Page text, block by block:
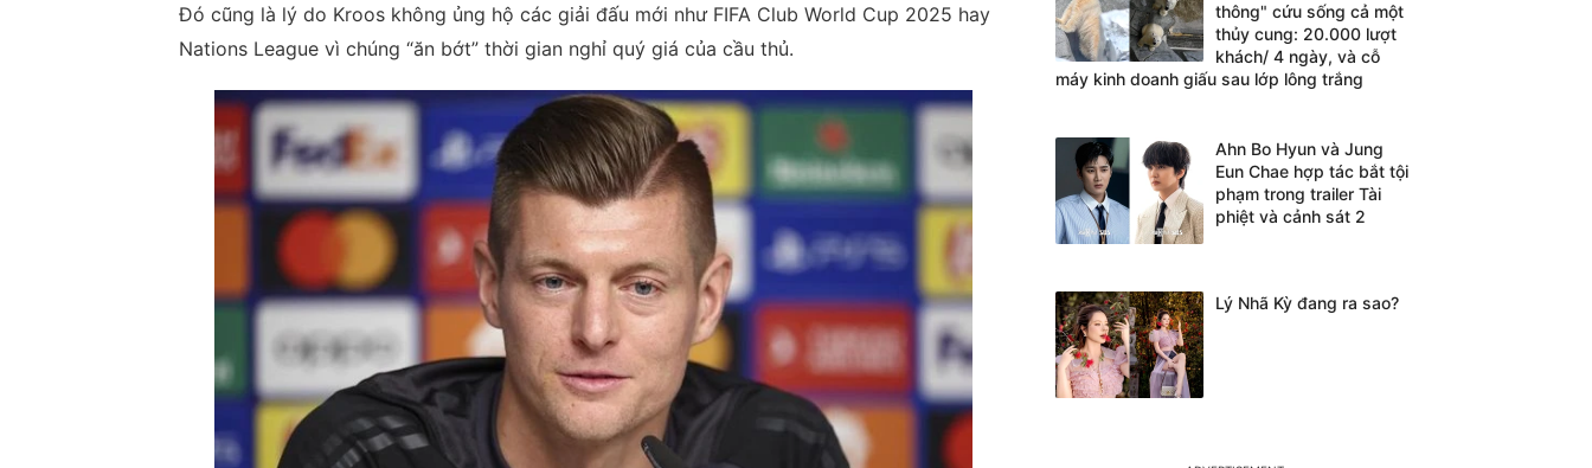
Đó cũng là lý do Kroos không ủng hộ các giải đấu mới như FIFA Club World Cup 2025 hay
Nations League vì chúng “ăn bớt” thời gian nghỉ quý giá của cầu thủ.
thông" cứu sống cả một
thủy cung: 20.000 lượt
khách/ 4 ngày, và cỗ
máy kinh doanh giấu sau lớp lông trắng
Ahn Bo Hyun và Jung
Eun Chae hợp tác bắt tội
phạm trong trailer Tài
phiệt và cảnh sát 2
Lý Nhã Kỳ đang ra sao?